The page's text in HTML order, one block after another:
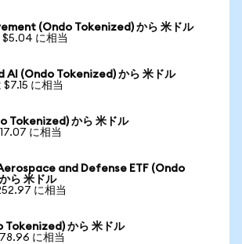
(Ondo Tokenized) から 米ドル
$5.04 に相当
AI (Ondo Tokenized) から 米ドル
に相当
Tokenized) から 米ドル
に相当
and Defense ETF (Ondo
ら 米ドル
に相当
Tokenized) から 米ドル
に相当